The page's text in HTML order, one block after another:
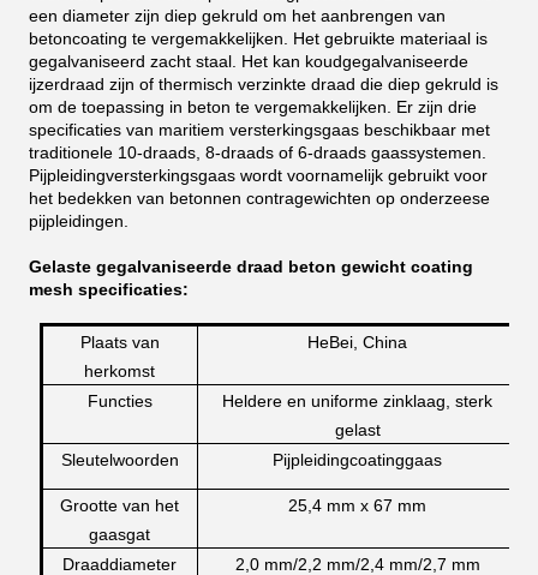
een diameter zijn diep gekruld om het aanbrengen van
betoncoating te vergemakkelijken. Het gebruikte materiaal is
gegalvaniseerd zacht staal. Het kan koudgegalvaniseerde
ijzerdraad zijn of thermisch verzinkte draad die diep gekruld is
om de toepassing in beton te vergemakkelijken. Er zijn drie
specificaties van maritiem versterkingsgaas beschikbaar met
traditionele 10-draads, 8-draads of 6-draads gaassystemen.
Pijpleidingversterkingsgaas wordt voornamelijk gebruikt voor
het bedekken van betonnen contragewichten op onderzeese
pijpleidingen.
Gelaste gegalvaniseerde draad beton gewicht coating
mesh specificaties:
Plaats van
herkomst
HeBei, China
Functies
Heldere en uniforme zinklaag, sterk
gelast
Sleutelwoorden
Pijpleidingcoatinggaas
Grootte van het
gaasgat
25,4 mm x 67 mm
Draaddiameter 2,0 mm/2,2 mm/2,4 mm/2,7 mm